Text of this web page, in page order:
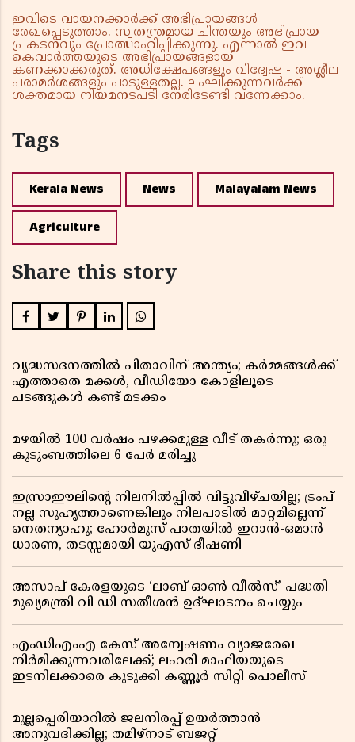
ഇവിടെ വായനക്കാർക്ക് അഭിപ്രായങ്ങൾ
രേഖപ്പെടുത്താം. സ്വതന്ത്രമായ ചിന്തയും അഭിപ്രായ
പ്രകടനവും പ്രോത്സാഹിപ്പിക്കുന്നു. എന്നാൽ ഇവ
കെവാർത്തയുടെ അഭിപ്രായങ്ങളായി
കണക്കാക്കരുത്. അധിക്ഷേപങ്ങളും വിദ്വേഷ - അശ്ലീല
പരാമർശങ്ങളും പാടുള്ളതല്ല. ലംഘിക്കുന്നവർക്ക്
ശക്തമായ നിയമനടപടി നേരിടേണ്ടി വന്നേക്കാം.
Tags
Kerala News News Malayalam News
Agriculture
Share this story
വൃദ്ധസദനത്തിൽ പിതാവിന് അന്ത്യം; കർമ്മങ്ങൾക്ക്
എത്താതെ മക്കൾ, വീഡിയോ കോളിലൂടെ
ചടങ്ങുകൾ കണ്ട് മടക്കം
മഴയിൽ 100 വർഷം പഴക്കമുള്ള വീട് തകർന്നു; ഒരു
കുടുംബത്തിലെ 6 പേർ മരിച്ചു
ഇസ്രാഈലിന്റെ നിലനിൽപ്പിൽ വിട്ടുവീഴ്ചയില്ല; ട്രംപ്
നല്ല സുഹൃത്താണെങ്കിലും നിലപാടിൽ മാറ്റമില്ലെന്ന്
നെതന്യാഹു; ഹോർമുസ് പാതയിൽ ഇറാൻ-ഒമാൻ
ധാരണ, തടസ്സമായി യുഎസ് ഭീഷണി
അസാപ് കേരളയുടെ ‘ലാബ് ഓൺ വീൽസ്’ പദ്ധതി
മുഖ്യമന്ത്രി വി ഡി സതീശൻ ഉദ്ഘാടനം ചെയ്യും
എംഡിഎംഎ കേസ് അന്വേഷണം വ്യാജരേഖ
നിർമിക്കുന്നവരിലേക്ക്; ലഹരി മാഫിയയുടെ
ഇടനിലക്കാരെ കുടുക്കി കണ്ണൂർ സിറ്റി പൊലീസ്
മുല്ലപ്പെരിയാറിൽ ജലനിരപ്പ് ഉയർത്താൻ
അനുവദിക്കില്ല; തമിഴ്നാട് ബജറ്റ്